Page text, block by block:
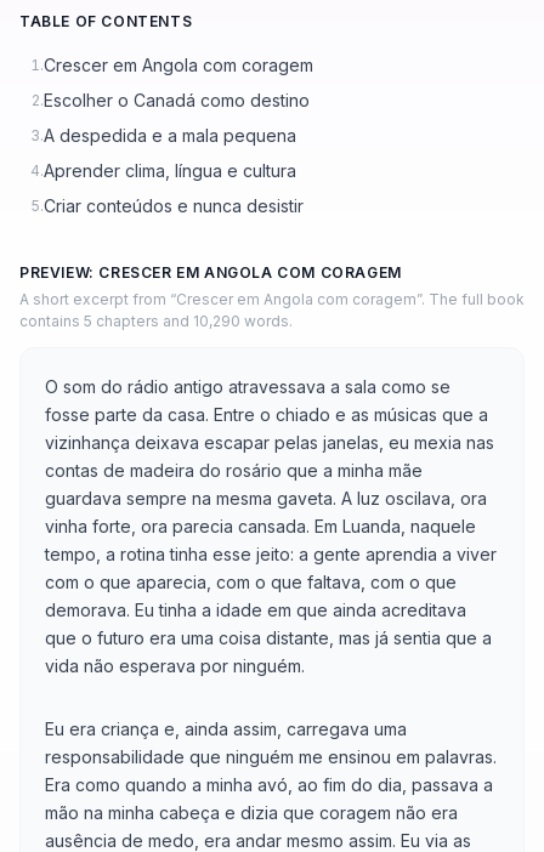
TABLE OF CONTENTS
1.Crescer em Angola com coragem
2.Escolher o Canadá como destino
3.A despedida e a mala pequena
4.Aprender clima, língua e cultura
5.Criar conteúdos e nunca desistir
PREVIEW: CRESCER EM ANGOLA COM CORAGEM
A short excerpt from “Crescer em Angola com coragem”. The full book
contains 5 chapters and 10,290 words.
O som do rádio antigo atravessava a sala como se
fosse parte da casa. Entre o chiado e as músicas que a
vizinhança deixava escapar pelas janelas, eu mexia nas
contas de madeira do rosário que a minha mãe
guardava sempre na mesma gaveta. A luz oscilava, ora
vinha forte, ora parecia cansada. Em Luanda, naquele
tempo, a rotina tinha esse jeito: a gente aprendia a viver
com o que aparecia, com o que faltava, com o que
demorava. Eu tinha a idade em que ainda acreditava
que o futuro era uma coisa distante, mas já sentia que a
vida não esperava por ninguém.
Eu era criança e, ainda assim, carregava uma
responsabilidade que ninguém me ensinou em palavras.
Era como quando a minha avó, ao fim do dia, passava a
mão na minha cabeça e dizia que coragem não era
ausência de medo, era andar mesmo assim. Eu via as